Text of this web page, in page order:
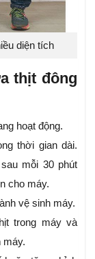
diện tích
thịt đông
hoạt động.
thời gian dài.
mỗi 30 phút
cho máy.
vệ sinh máy.
trong máy và
máy.